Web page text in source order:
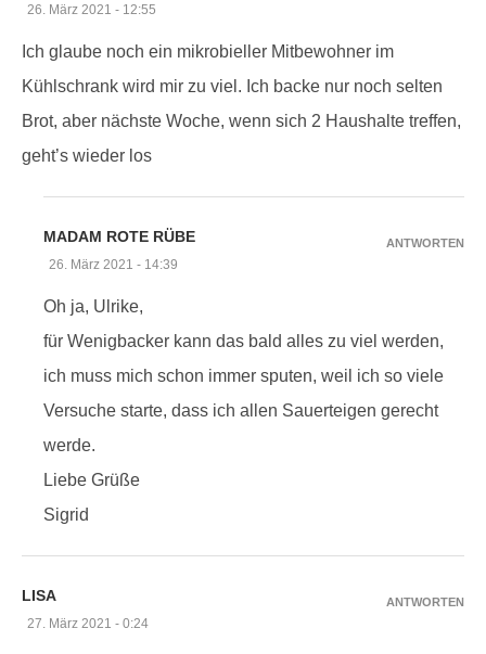
26. März 2021 - 12:55
Ich glaube noch ein mikrobieller Mitbewohner im
Kühlschrank wird mir zu viel. Ich backe nur noch selten
Brot, aber nächste Woche, wenn sich 2 Haushalte treffen,
geht’s wieder los
MADAM ROTE RÜBE
26. März 2021 - 14:39
Oh ja, Ulrike,
für Wenigbacker kann das bald alles zu viel werden,
ich muss mich schon immer sputen, weil ich so viele
Versuche starte, dass ich allen Sauerteigen gerecht
werde.
Liebe Grüße
Sigrid
ANTWORTEN
LISA
27. März 2021 - 0:24
ANTWORTEN